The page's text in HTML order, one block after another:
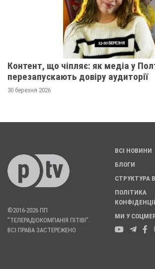
Контент, що чіпляє: як медіа у
перезапускають довіру аудиторії
30 березня 2026
©2016-2026 ПП
"ТЕЛЕРАДІОКОМПАНІЯ ПІТІВІ".
ВСІ ПРАВА ЗАСТЕРЕЖЕНО
ВСІ НОВИНИ
БЛОГИ
СТРУКТУРА
ПОЛІТИКА
МИ У